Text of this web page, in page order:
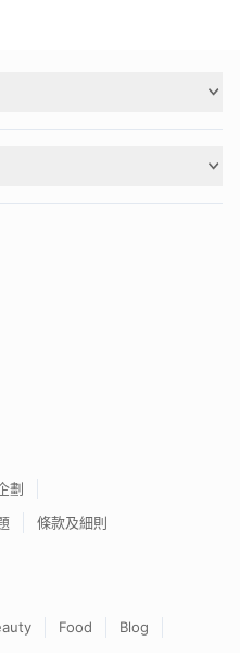
劃
條款及細則
Food
Blog